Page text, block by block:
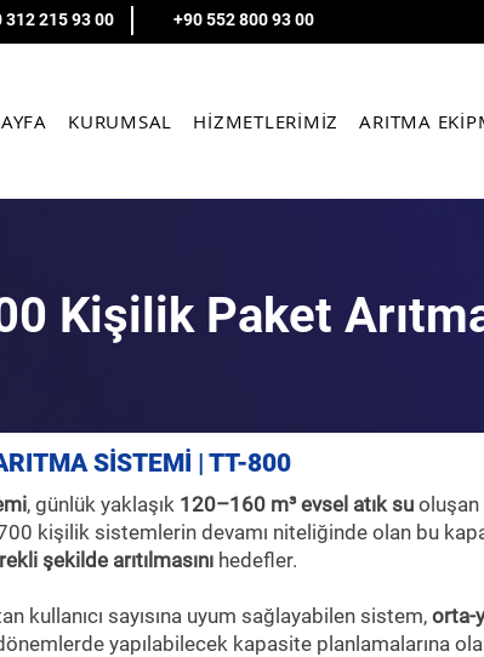
312 215 93 00 +90 552 800 93 00
KURUMSAL HİZMETLERİMİZ ARITMA
Kişilik Paket
SİSTEMİ | TT-800
, günlük yaklaşık 120–160 m³ evsel atık su oluşan
kişilik sistemlerin devamı niteliğinde olan bu
şekilde arıtılmasını hedefler.
kullanıcı sayısına uyum sağlayabilen sistem, orta-
yapılabilecek kapasite planlamalarına